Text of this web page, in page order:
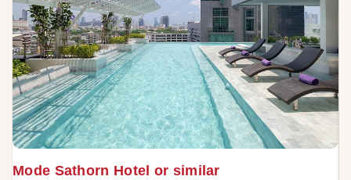
Mode Sathorn Hotel or similar